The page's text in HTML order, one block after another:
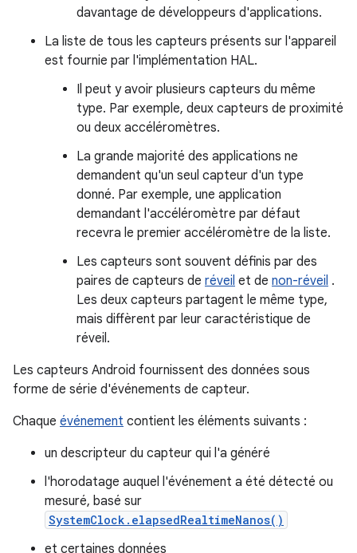
davantage de développeurs d'applications.
La liste de tous les capteurs présents sur l'appareil
est fournie par l'implémentation HAL.
Il peut y avoir plusieurs capteurs du même
type. Par exemple, deux capteurs de proximité
ou deux accéléromètres.
La grande majorité des applications ne
demandent qu'un seul capteur d'un type
donné. Par exemple, une application
demandant l'accéléromètre par défaut
recevra le premier accéléromètre de la liste.
Les capteurs sont souvent définis par des
paires de capteurs de réveil et de non-réveil .
Les deux capteurs partagent le même type,
mais diffèrent par leur caractéristique de
réveil.
Les capteurs Android fournissent des données sous
forme de série d'événements de capteur.
Chaque événement contient les éléments suivants :
un descripteur du capteur qui l'a généré
l'horodatage auquel l'événement a été détecté ou
mesuré, basé sur
SystemClock.elapsedRealtimeNanos()
et certaines données